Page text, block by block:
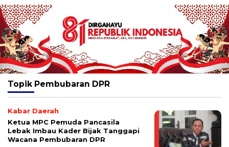
Topik Pembubaran DPR
Kabar Daerah
Ketua MPC Pemuda Pancasila
Lebak Imbau Kader Bijak Tanggapi
Wacana Pembubaran DPR